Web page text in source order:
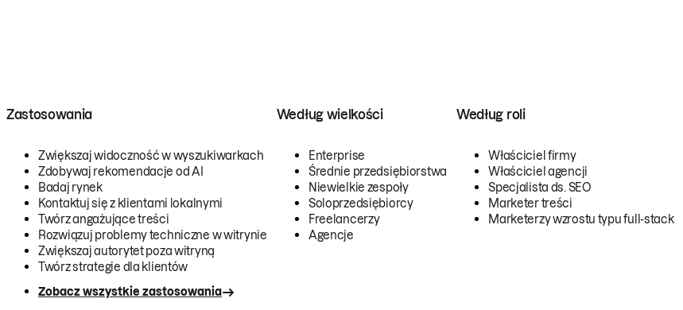
Zastosowania
Zwiększaj widoczność w wyszukiwarkach
Zdobywaj rekomendacje od AI
Badaj rynek
Kontaktuj się z klientami lokalnymi
Twórz angażujące treści
Rozwiązuj problemy techniczne w witrynie
Zwiększaj autorytet poza witryną
Twórz strategie dla klientów
Zobacz wszystkie zastosowania
Według wielkości
Enterprise
Średnie przedsiębiorstwa
Niewielkie zespoły
Soloprzedsiębiorcy
Freelancerzy
Agencje
Według roli
Właściciel firmy
Właściciel agencji
Specjalista ds. SEO
Marketer treści
Marketerzy wzrostu typu full-stack